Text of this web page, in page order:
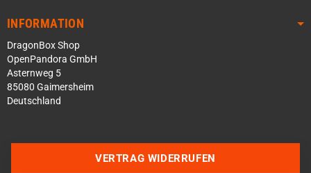
INFORMATION
DragonBox Shop
OpenPandora GmbH
Asternweg 5
85080 Gaimersheim
Deutschland
Über WhatsApp schreiben
VERTRAG WIDERRUFEN